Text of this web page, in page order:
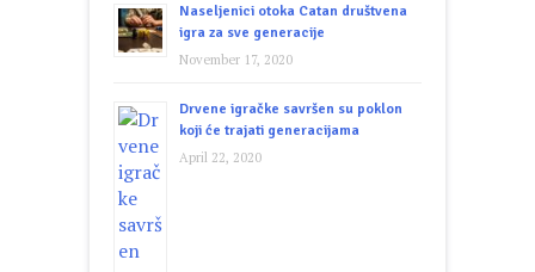
Naseljenici otoka Catan društvena
igra za sve generacije
November 17, 2020
Drvene igračke savršen su poklon
koji će trajati generacijama
April 22, 2020